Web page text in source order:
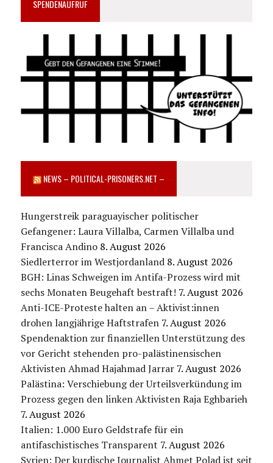
SPENDENAUFRUF
NEWS – POLITICAL-PRISONERS.NET –
Hungerstreik paraguayischer politischer
Gefangener: Laura Villalba, Carmen Villalba und
Francisca Andino 8. August 2026
Siedlerterror im Westjordanland 8. August 2026
BGH: Linas Schweigen im Antifa-Prozess wird mit
sechs Monaten Beugehaft bestraft! 7. August 2026
Anti-ICE-Proteste halten an – Aktivist:innen
drohen langjährige Haftstrafen 7. August 2026
Spendenaktion zur finanziellen Unterstützung des
vor Gericht stehenden pro-palästinensischen
Aktivisten Ahmad Hajahmad Jarrar 7. August 2026
Palästina: Verschiebung der Urteilsverkündung im
Prozess gegen den linken Aktivisten Raja Eghbarieh
7. August 2026
Italien: 1.000 Euro Geldstrafe für ein
antifaschistisches Transparent 7. August 2026
Syrien: Der kurdische Journalist Ahmet Polad ist seit